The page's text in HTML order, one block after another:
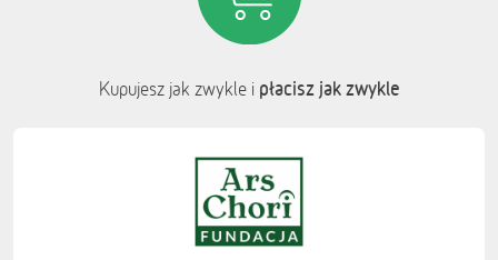
Kupujesz jak zwykle i płacisz jak zwykle